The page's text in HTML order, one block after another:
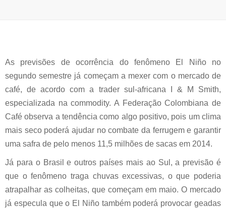
As previsões de ocorrência do fenômeno El Niño no
segundo semestre já começam a mexer com o mercado de
café, de acordo com a trader sul-africana I & M Smith,
especializada na commodity. A Federação Colombiana de
Café observa a tendência como algo positivo, pois um clima
mais seco poderá ajudar no combate da ferrugem e garantir
uma safra de pelo menos 11,5 milhões de sacas em 2014.
Já para o Brasil e outros países mais ao Sul, a previsão é
que o fenômeno traga chuvas excessivas, o que poderia
atrapalhar as colheitas, que começam em maio. O mercado
já especula que o El Niño também poderá provocar geadas